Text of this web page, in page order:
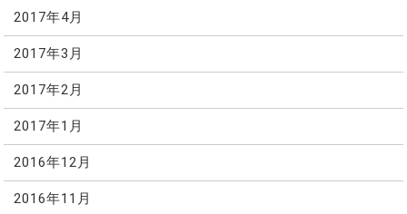
2017年4月
2017年3月
2017年2月
2017年1月
2016年12月
2016年11月